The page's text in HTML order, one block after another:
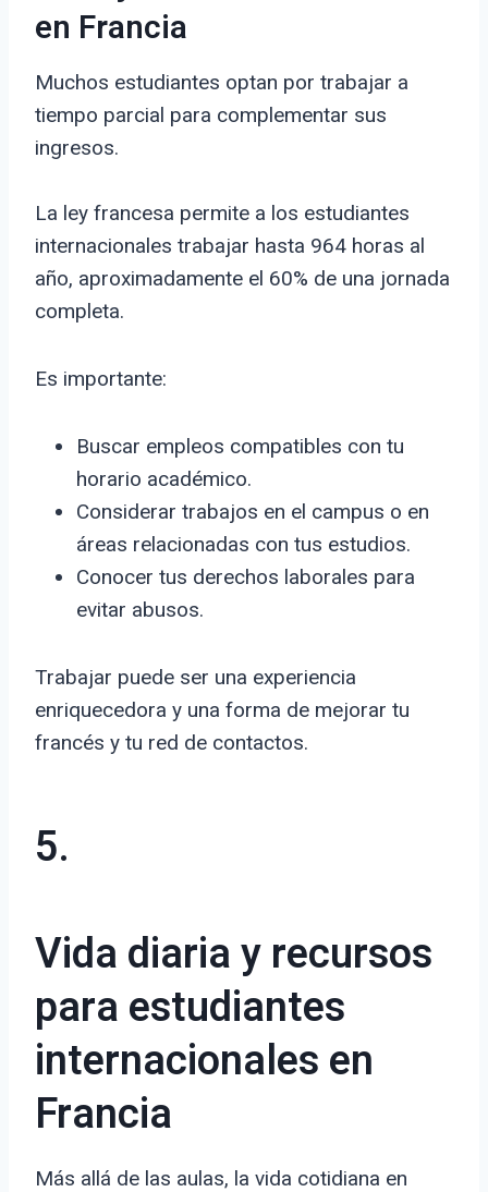
en Francia
Muchos estudiantes optan por trabajar a
tiempo parcial para complementar sus
ingresos.
La ley francesa permite a los estudiantes
internacionales trabajar hasta 964 horas al
año, aproximadamente el 60% de una jornada
completa.
Es importante:
Buscar empleos compatibles con tu
horario académico.
Considerar trabajos en el campus o en
áreas relacionadas con tus estudios.
Conocer tus derechos laborales para
evitar abusos.
Trabajar puede ser una experiencia
enriquecedora y una forma de mejorar tu
francés y tu red de contactos.
5.
Vida diaria y recursos
para estudiantes
internacionales en
Francia
Más allá de las aulas, la vida cotidiana en